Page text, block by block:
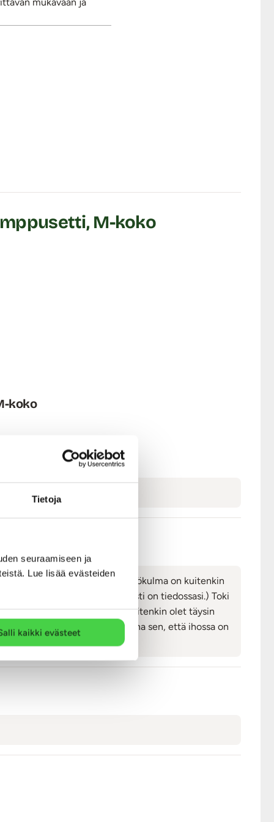
Tietoja
seuraamiseen ja
Lue lisää evästeiden
kaikki evästeet
mukavaan ja
M-koko
koko
nautintoon. Koska transnäkökulma on kuitenkin
joka varmasti on tiedossasi.) Toki
siihen hyvä väline. Mikäli kuitenkin olet täysin
alipaine ja se vaatii aina sen, että ihossa on